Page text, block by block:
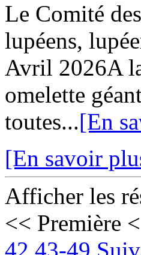
Le Comité
lupéens,
Avril 2026A
omelette
toutes...[En
[En savoir
Afficher les
<< Première